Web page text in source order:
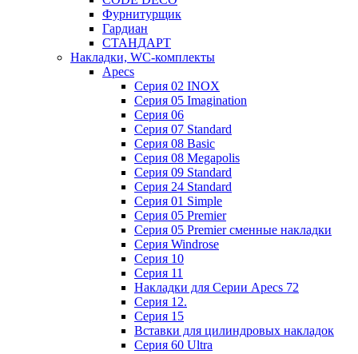
Фурнитурщик
Гардиан
СТАНДАРТ
Накладки, WC-комплекты
Apecs
Cерия 02 INOX
Cерия 05 Imagination
Cерия 06
Cерия 07 Standard
Cерия 08 Basic
Cерия 08 Megapolis
Cерия 09 Standard
Cерия 24 Standard
Серия 01 Simple
Серия 05 Premier
Серия 05 Premier сменные накладки
Cерия Windrose
Серия 10
Серия 11
Накладки для Серии Apecs 72
Серия 12.
Серия 15
Вставки для цилиндровых накладок
Серия 60 Ultra